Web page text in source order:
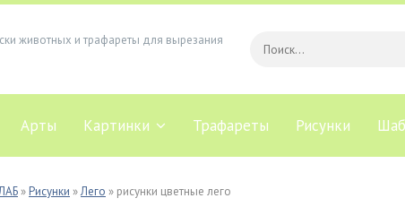
животных и трафареты для вырезания
Арты Картинки Трафареты Рисунки
»Рисунки »Лего » рисунки цветные лего